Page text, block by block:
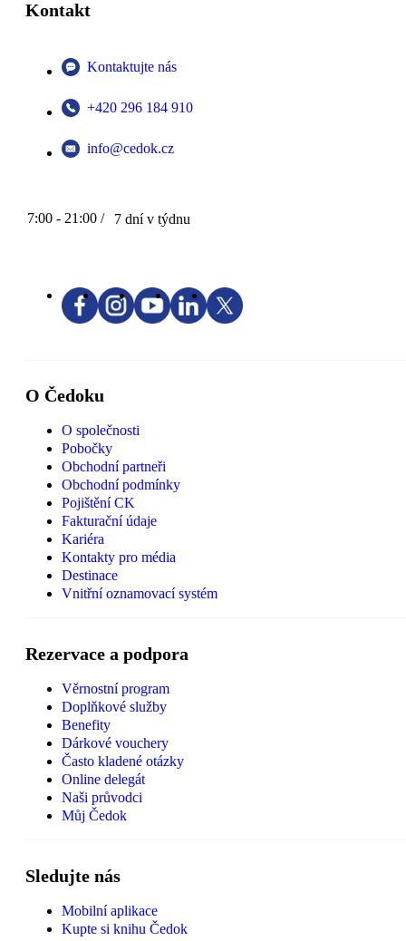
Kontakt
Kontaktujte nás
+420 296 184 910
info@cedok.cz
7:00 - 21:00 / 7 dní v týdnu
O Čedoku
O společnosti
Pobočky
Obchodní partneři
Obchodní podmínky
Pojištění CK
Fakturační údaje
Kariéra
Kontakty pro média
Destinace
Vnitřní oznamovací systém
Rezervace a podpora
Věrnostní program
Doplňkové služby
Benefity
Dárkové vouchery
Často kladené otázky
Online delegát
Naši průvodci
Můj Čedok
Sledujte nás
Mobilní aplikace
Kupte si knihu Čedok